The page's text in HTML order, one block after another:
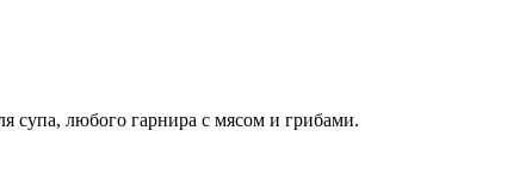
супа, любого гарнира с мясом и грибами.